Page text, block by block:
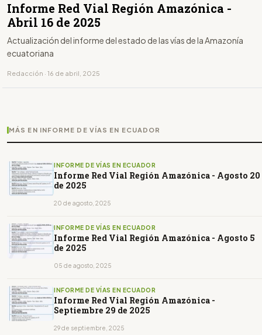
Informe Red Vial Región Amazónica -
Abril 16 de 2025
Actualización del informe del estado de las vías de la Amazonía
ecuatoriana
Redacción · 16 de abril, 2025
MÁS EN INFORME DE VÍAS EN ECUADOR
INFORME DE VÍAS EN ECUADOR
Informe Red Vial Región Amazónica - Agosto 20
de 2025
20 de agosto, 2025
INFORME DE VÍAS EN ECUADOR
Informe Red Vial Región Amazónica - Agosto 5
de 2025
05 de agosto, 2025
INFORME DE VÍAS EN ECUADOR
Informe Red Vial Región Amazónica -
Septiembre 29 de 2025
29 de septiembre, 2025